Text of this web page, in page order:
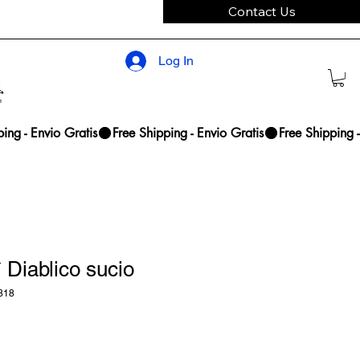
Contact Us
Log In
Diablico sucio